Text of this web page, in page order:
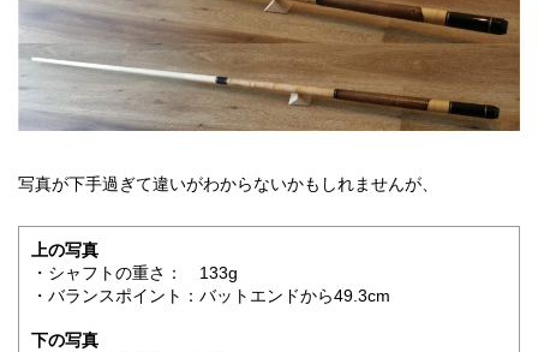
写真が下手過ぎて違いがわからないかもしれませんが、
上の写真
・シャフトの重さ： 133g
・バランスポイント：バットエンドから49.3cm
下の写真